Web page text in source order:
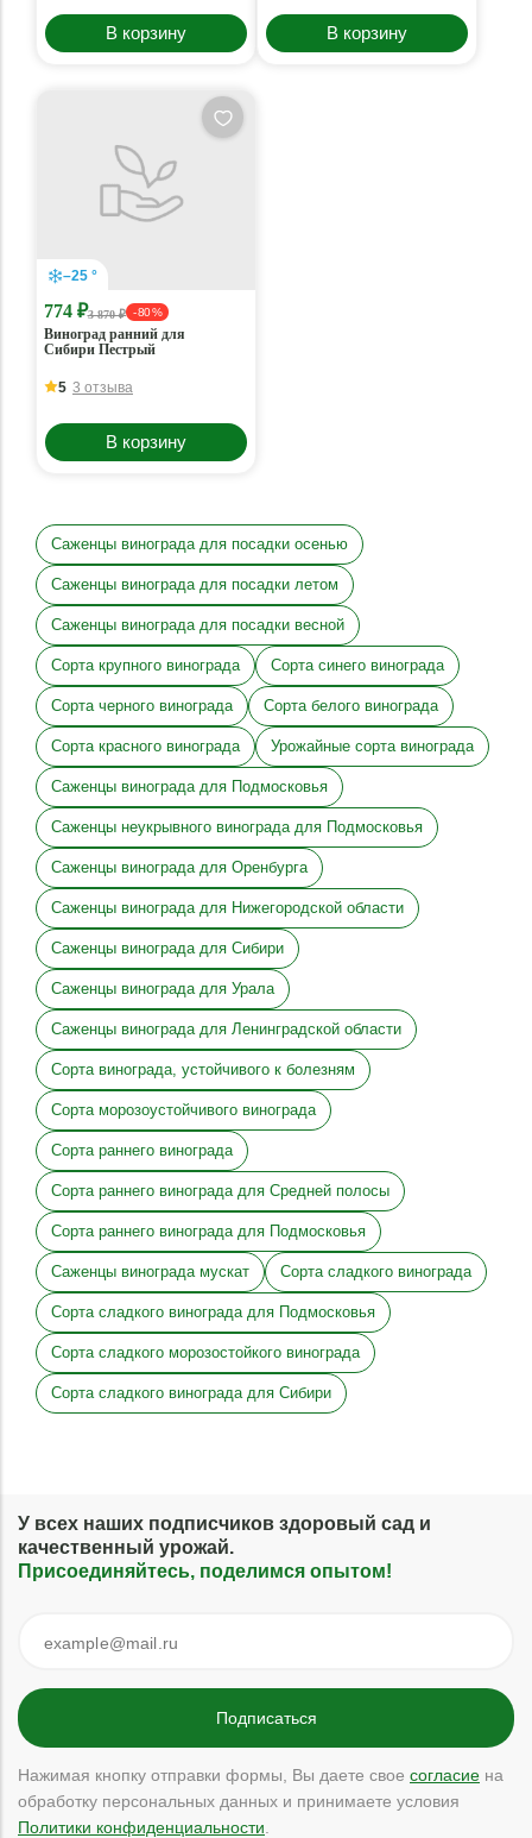
В корзину В корзину
–25 °
774 ₽3 870 ₽ - 80 %
Виноград ранний для
Сибири Пестрый
5 3 отзыва
В корзину
Саженцы винограда для посадки осенью
Саженцы винограда для посадки летом
Саженцы винограда для посадки весной
Сорта крупного винограда Сорта синего винограда
Сорта черного винограда Сорта белого винограда
Сорта красного винограда Урожайные сорта винограда
Саженцы винограда для Подмосковья
Саженцы неукрывного винограда для Подмосковья
Саженцы винограда для Оренбурга
Саженцы винограда для Нижегородской области
Саженцы винограда для Сибири
Саженцы винограда для Урала
Саженцы винограда для Ленинградской области
Сорта винограда, устойчивого к болезням
Сорта морозоустойчивого винограда
Сорта раннего винограда
Сорта раннего винограда для Средней полосы
Сорта раннего винограда для Подмосковья
Саженцы винограда мускат Сорта сладкого винограда
Сорта сладкого винограда для Подмосковья
Сорта сладкого морозостойкого винограда
Сорта сладкого винограда для Сибири
У всех наших подписчиков здоровый сад и
качественный урожай.
Присоединяйтесь, поделимся опытом!
Нажимая кнопку отправки формы, Вы даете свое согласие на
обработку персональных данных и принимаете условия
Политики конфиденциальности